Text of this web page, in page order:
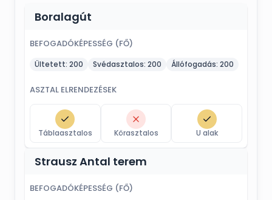
Boralagút
BEFOGADÓKÉPESSÉG (FŐ)
Ültetett: 200 Svédasztalos: 200 Állófogadás: 200
ASZTAL ELRENDEZÉSEK
Táblaasztalos Körasztalos U alak
Strausz Antal terem
BEFOGADÓKÉPESSÉG (FŐ)